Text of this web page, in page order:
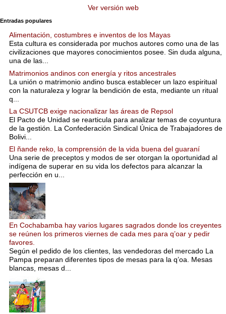
Ver versión web
Entradas populares
Alimentación, costumbres e inventos de los Mayas
Esta cultura es considerada por muchos autores como una de las
civilizaciones que mayores conocimientos posee. Sin duda alguna,
una de las...
Matrimonios andinos con energía y ritos ancestrales
La unión o matrimonio andino busca establecer un lazo espiritual
con la naturaleza y lograr la bendición de esta, mediante un ritual
q...
La CSUTCB exige nacionalizar las áreas de Repsol
El Pacto de Unidad se rearticula para analizar temas de coyuntura
de la gestión. La Confederación Sindical Única de Trabajadores de
Bolivi...
El ñande reko, la comprensión de la vida buena del guaraní
Una serie de preceptos y modos de ser otorgan la oportunidad al
indígena de superar en su vida los defectos para alcanzar la
perfección en u...
En Cochabamba hay varios lugares sagrados donde los creyentes
se reúnen los primeros viernes de cada mes para q’oar y pedir
favores.
Según el pedido de los clientes, las vendedoras del mercado La
Pampa preparan diferentes tipos de mesas para la q’oa. Mesas
blancas, mesas d...